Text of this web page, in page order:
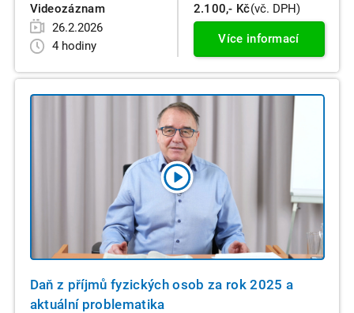
Videozáznam
26.2.2026
4 hodiny
2.100,- Kč(vč. DPH)
Více informací
Daň z příjmů fyzických osob za rok 2025 a
aktuální problematika